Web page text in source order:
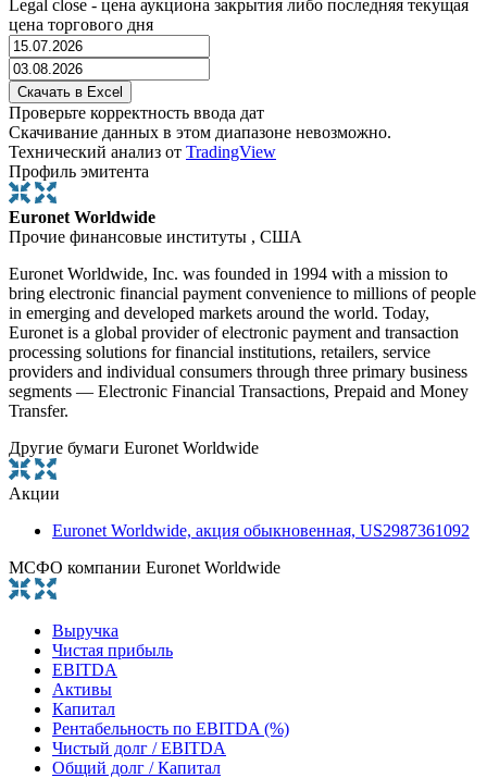
Legal close - цена аукциона закрытия либо последняя текущая
цена торгового дня
Проверьте корректность ввода дат
Скачивание данных в этом диапазоне невозможно.
Технический анализ от TradingView
Профиль эмитента
Euronet Worldwide
Прочие финансовые институты , США
Euronet Worldwide, Inc. was founded in 1994 with a mission to
bring electronic financial payment convenience to millions of people
in emerging and developed markets around the world. Today,
Euronet is a global provider of electronic payment and transaction
processing solutions for financial institutions, retailers, service
providers and individual consumers through three primary business
segments — Electronic Financial Transactions, Prepaid and Money
Transfer.
Другие бумаги Euronet Worldwide
Акции
Euronet Worldwide, акция обыкновенная, US2987361092
МСФО компании Euronet Worldwide
Выручка
Чистая прибыль
EBITDA
Активы
Капитал
Рентабельность по EBITDA (%)
Чистый долг / EBITDA
Общий долг / Капитал